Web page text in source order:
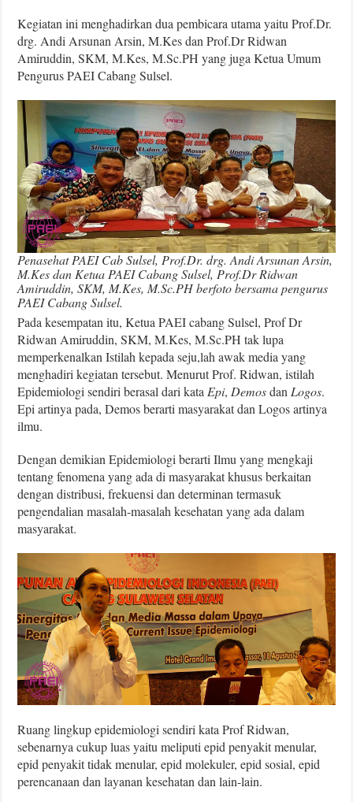
Kegiatan ini menghadirkan dua pembicara utama yaitu Prof.Dr.
drg. Andi Arsunan Arsin, M.Kes dan Prof.Dr Ridwan
Amiruddin, SKM, M.Kes, M.Sc.PH yang juga Ketua Umum
Pengurus PAEI Cabang Sulsel.
Penasehat PAEI Cab Sulsel, Prof.Dr. drg. Andi Arsunan Arsin,
M.Kes dan Ketua PAEI Cabang Sulsel, Prof.Dr Ridwan
Amiruddin, SKM, M.Kes, M.Sc.PH berfoto bersama pengurus
PAEI Cabang Sulsel.
Pada kesempatan itu, Ketua PAEI cabang Sulsel, Prof Dr
Ridwan Amiruddin, SKM, M.Kes, M.Sc.PH tak lupa
memperkenalkan Istilah kepada seju,lah awak media yang
menghadiri kegiatan tersebut. Menurut Prof. Ridwan, istilah
Epidemiologi sendiri berasal dari kata Epi, Demosdan Logos.
Epi artinya pada, Demos berarti masyarakat dan Logos artinya
ilmu.
Dengan demikian Epidemiologi berarti Ilmu yang mengkaji
tentang fenomena yang ada di masyarakat khusus berkaitan
dengan distribusi, frekuensi dan determinan termasuk
pengendalian masalah-masalah kesehatan yang ada dalam
masyarakat.
Ruang lingkup epidemiologi sendiri kata Prof Ridwan,
sebenarnya cukup luas yaitu meliputi epid penyakit menular,
epid penyakit tidak menular, epid molekuler, epid sosial, epid
perencanaan dan layanan kesehatan dan lain-lain.